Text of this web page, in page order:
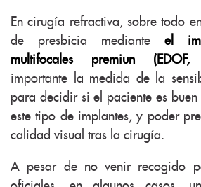
En cirugía refractiva, sobre todo
de presbicia mediante el
multifocales premiun (EDOF,
importante la medida de la
para decidir si el paciente es
este tipo de implantes, y poder
calidad visual tras la cirugía.
A pesar de no venir recogido